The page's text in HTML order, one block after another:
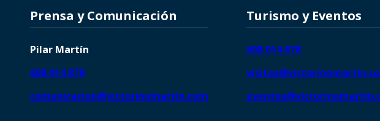
Prensa y Comunicación
Pilar Martín
608 014 878
comunicacion@victorinomartin.com
Turismo y Eventos
608 014 878